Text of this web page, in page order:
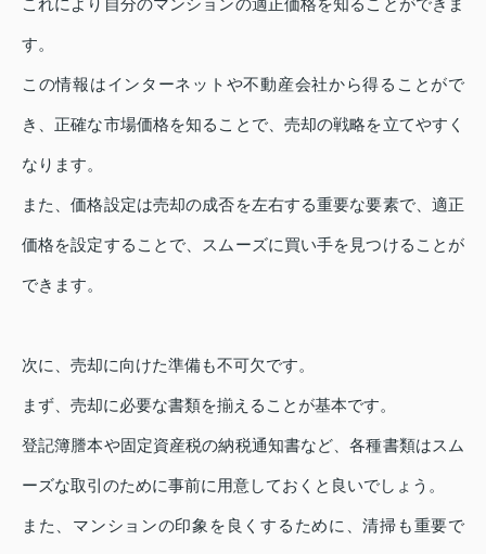
す。
この情報はインターネットや不動産会社から得ることがで
き、正確な市場価格を知ることで、売却の戦略を立てやすく
なります。
また、価格設定は売却の成否を左右する重要な要素で、適正
価格を設定することで、スムーズに買い手を見つけることが
できます。
次に、売却に向けた準備も不可欠です。
まず、売却に必要な書類を揃えることが基本です。
登記簿謄本や固定資産税の納税通知書など、各種書類はスム
ーズな取引のために事前に用意しておくと良いでしょう。
また、マンションの印象を良くするために、清掃も重要で